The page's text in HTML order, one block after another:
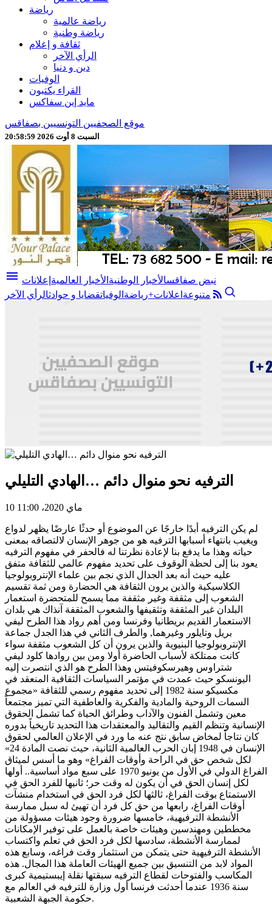
رياضة
رياضة عالمية
رياضة وطنية
ثقافة و إعلام
الرأي الآخر
دين و دنيا
الوفيات
القراء يكتبون
مايد إين سفاكس
موقع الصحفيين التونسيين بصفاقس
السبت 8 أوت 2026 20:59:00
menu نبض صفاقسالأخبار الوطنية الأخبار العالمية إعلانات
متنوعة اعلانات+رياضة الوفياتقضايا و حوادثالرأي الآخر
الترفيه نحو منوال دائم …الهادي التليلي
10 ماي 2020، 11:00
لم يكن الترفيه أبدًا خارجًا عن الموضوع أو حدثًا عارضًا يظهر لدواع
ويغيب بانتهاء أسبابها الترفيه هو من جوهر الإنسان لالتصاقه بمعنى
حياته وهذا ما يدفع بنا لإعادة نظرتنا له فالحفر في مفهوم الترفيه
يعود بنا إلى لحظة الوقوف على تحديد مفهوم عالمي للثقافة متفق
عليه حيث أنه بعد الجدال الذي نجم بين علماء الإنتروبولوجيا
الكلاسيكية والذين يرون الثقافة هي الحضارة ومن ثمة تقسيم
الشعوب إلى مثقفة وغير مثقفة مما يسمح للمتحضرة استعمار
البلدان غير المثقفة وتثقيفها والشعوب المثقفة آنذاك هي بلدان
الاستعمار القديم بريطانيا وفرنسا ومن أهم رواد هذا الطرح ليفي
بريل وتايلور وغيرهما, والطرف الثاني في هذا الجدل جماعة
الإنتروبولوجيا البنيوية والذين يرون أن كل الشعوب مثقفة سواء
كانت ممتلكة لأسباب الحاضرة أولا ومن بين روادها كلود ليفي
شتراوس وهيرسكوفيتس وهذا الطرح هو الذي انتصرت إليه
اليونسكو حيث عمدت في مؤتمر السياسات الثقافية المنعقد في
مكسيكو سنة 1982 إلى تحديد مفهوم رسمي للثقافة «مجموع
السمات الروحية والمادية والفكرية والعاطفية التي تميز مجتمعاً
معين وتشمل الفنون والآداب وطرائق الحياة كما تشمل الحقوق
الإنسانية وتنظم القيم والتقاليد والمعتقدات هذا التحديد تاريخياً بدوره
كان نتاجاً لمخاض سابق نتج عنه ما ورد في الإعلان العالمي لحقوق
الإنسان في 1948 إبان الحرب العالمية الثانية، حيث نصت المادة 24»
لكل شخص حق في الراحة وأوقات الفراغ» وهو ما أسس لميثاق
الفراغ الدولي في الأول من يونيو 1970 على سبع مواد أساسية.. أولها
لكل إنسان الحق في أن يكون له وقت حر؛ ثانيها للفرد الحق في
الاستمتاع بوقت الفراغ، ثالثها لكل فرد الحق في استخدام منشآت
أوقات الفراغ، رابعها من حق كل فرد أن تهيئ له سبل ممارسة
الأنشطة الترفيهية، خامسها ضرورة وجود هيئات مسؤولة من
مخططين ومهندسين وهيئات خاصة بالعمل على توفير الإمكانات
لممارسة الأنشطة، سادسها لكل فرد الحق في تعلم واكتساب
الأنشطة الترفيهية حتى يتمكن من استثمار وقت فراغه، وسابع هذه
المواد لابد من التنسيق بين جميع الهيئات العاملة هذا المجال. هذه
المكاسب والفتوحات لقطاع الترفيه سبقتها نقلة إيبستيمية كبرى
سنة 1936 عندما أحدثت فرنسا أول وزارة للترفيه في العالم مع
حكومة الجبهة الشعبية.